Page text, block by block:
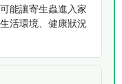
能讓寄生蟲進入家
活環境、健康狀況